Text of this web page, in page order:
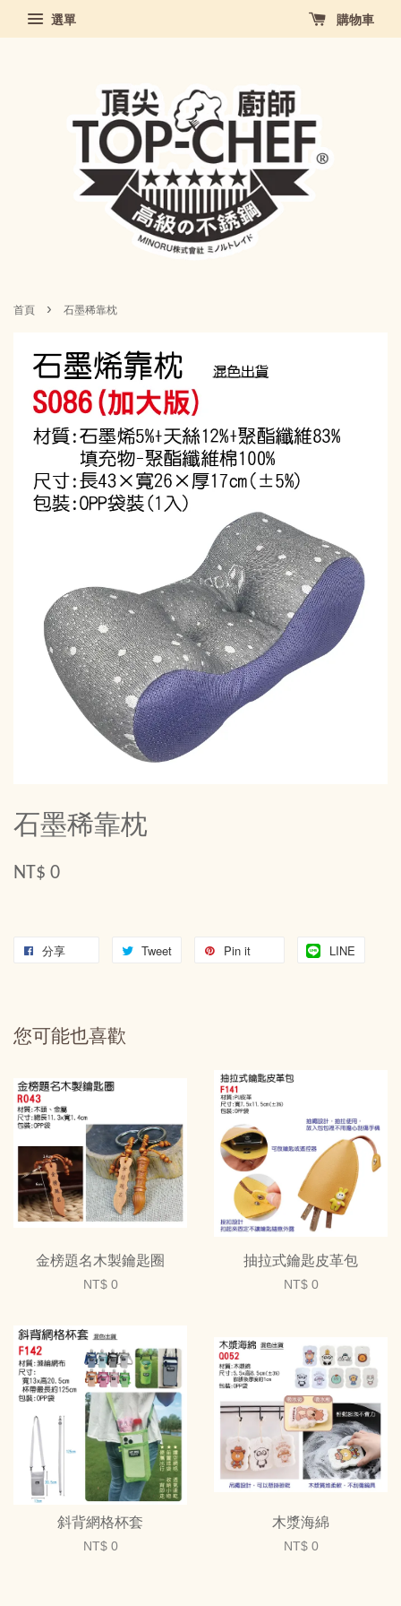
選單 購物車
首頁 › 石墨稀靠枕
石墨稀靠枕
NT$ 0
分享 Tweet Pin it LINE
您可能也喜歡
金榜題名木製鑰匙圈
NT$ 0
抽拉式鑰匙皮革包
NT$ 0
斜背網格杯套
NT$ 0
木漿海綿
NT$ 0